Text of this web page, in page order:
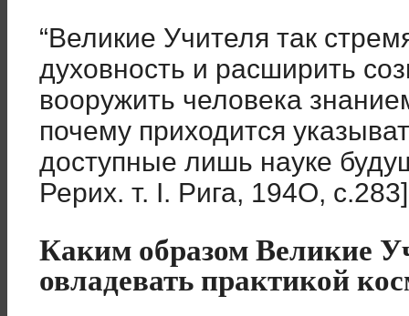
“Великие Учителя так
духовность и расширить
вооружить человека
почему приходится
доступные лишь науке
Рерих. т. I. Рига, 194O,
Каким образом Великие
овладевать практикой